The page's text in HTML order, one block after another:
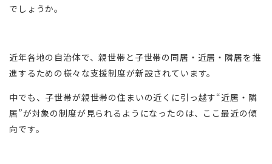
でしょうか。
近年各地の自治体で、親世帯と子世帯の同居・近居・隣居を推
進するための様々な支援制度が新設されています。
中でも、子世帯が親世帯の住まいの近くに引っ越す“近居・隣
居”が対象の制度が見られるようになったのは、ここ最近の傾
向です。